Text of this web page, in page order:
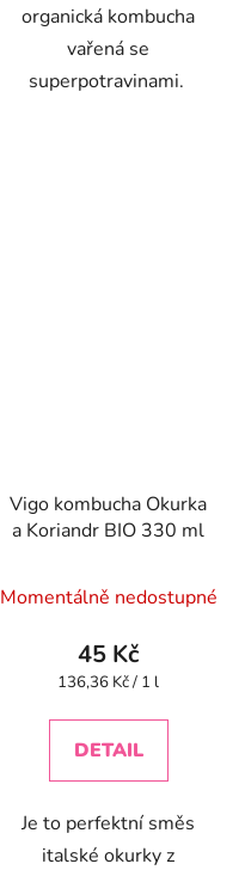
organická kombucha
vařená se
superpotravinami.
Vigo kombucha Okurka
a Koriandr BIO 330 ml
Momentálně nedostupné
45 Kč
Měrná
136,36 Kč / 1 l
DETAIL
Je to perfektní směs
italské okurky z